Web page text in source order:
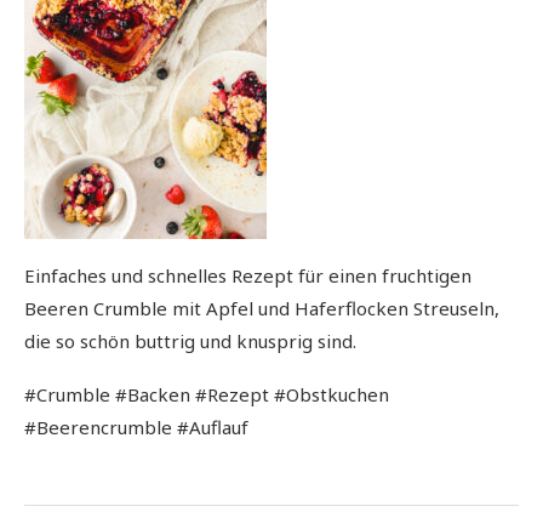
Einfaches und schnelles Rezept für einen fruchtigen
Beeren Crumble mit Apfel und Haferflocken Streuseln,
die so schön buttrig und knusprig sind.
#Crumble #Backen #Rezept #Obstkuchen
#Beerencrumble #Auflauf